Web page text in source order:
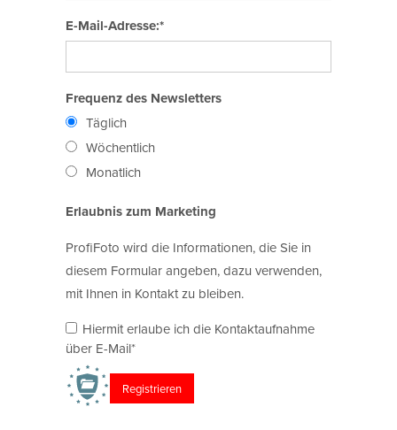
E-Mail-Adresse:*
Frequenz des Newsletters
Täglich
Wöchentlich
Monatlich
Erlaubnis zum Marketing
ProfiFoto wird die Informationen, die Sie in
diesem Formular angeben, dazu verwenden,
mit Ihnen in Kontakt zu bleiben.
Hiermit erlaube ich die Kontaktaufnahme
über E-Mail*